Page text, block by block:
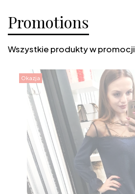
Promotions
Wszystkie produkty w promocji
Okazja